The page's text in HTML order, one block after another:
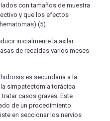
con tamaños de muestra
y que los efectos
(5).
inicialmente la axilar
de recaídas varios meses
es secundaria a la
simpatectomía torácica
casos graves. Este
de un procedimiento
en seccionar los nervios